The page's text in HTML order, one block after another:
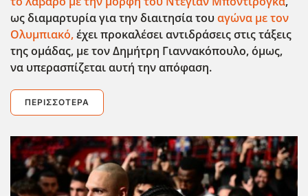
ως διαμαρτυρία για την διαιτησία τουαγώνα με τον
Ολυμπιακό,έχει προκαλέσει αντιδράσεις στις τάξεις
της ομάδας, με τον Δημήτρη Γιαννακόπουλο, όμως,
να υπερασπίζεται αυτή την απόφαση.
ΠΕΡΙΣΣΌΤΕΡΑ